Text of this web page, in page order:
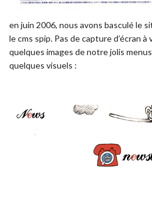
en juin 2006, nous avons basculé le
le cms spip. Pas de capture d’écran
quelques images de notre jolis
quelques visuels :